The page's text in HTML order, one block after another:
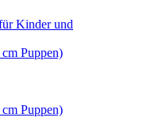
Kinder und
Puppen)
Puppen)